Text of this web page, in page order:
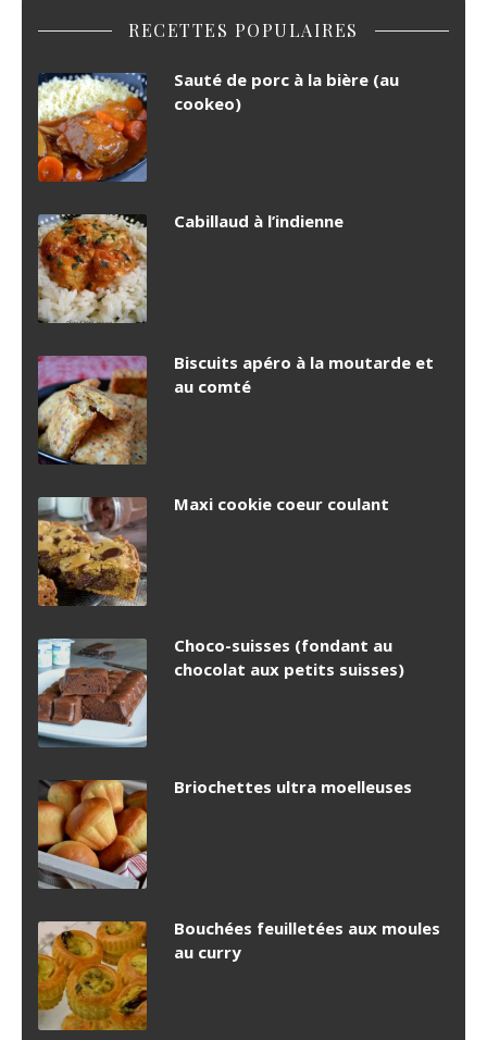
RECETTES POPULAIRES
Sauté de porc à la bière (au
cookeo)
Cabillaud à l’indienne
Biscuits apéro à la moutarde et
au comté
Maxi cookie coeur coulant
Choco-suisses (fondant au
chocolat aux petits suisses)
Briochettes ultra moelleuses
Bouchées feuilletées aux moules
au curry